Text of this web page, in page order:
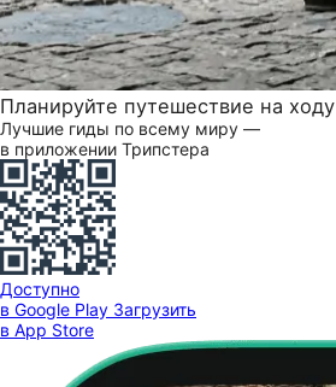
Планируйте путешествие на ходу
Лучшие гиды по всему миру —
в приложении Трипстера
Доступно
в Google Play Загрузить
в App Store